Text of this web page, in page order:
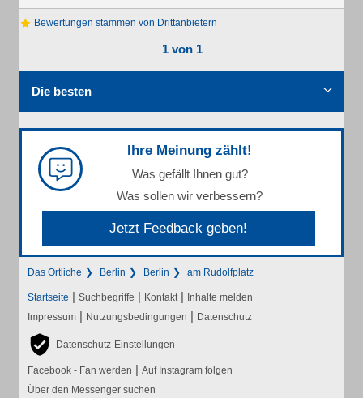
Bewertungen stammen von Drittanbietern
1 von 1
Die besten
Ihre Meinung zählt!
Was gefällt Ihnen gut?
Was sollen wir verbessern?
Jetzt Feedback geben!
Das Örtliche Berlin Berlin am Rudolfplatz
Startseite | Suchbegriffe | Kontakt | Inhalte melden
Impressum | Nutzungsbedingungen | Datenschutz
Datenschutz-Einstellungen
Facebook - Fan werden | Auf Instagram folgen
Über den Messenger suchen